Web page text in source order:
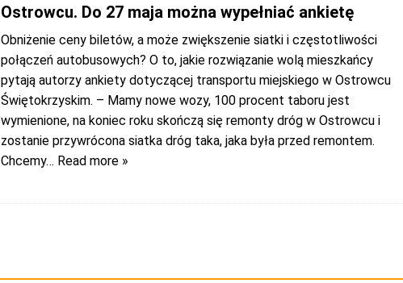
Ostrowcu. Do 27 maja można wypełniać ankietę
Obniżenie ceny biletów, a może zwiększenie siatki i częstotliwości
połączeń autobusowych? O to, jakie rozwiązanie wolą mieszkańcy
pytają autorzy ankiety dotyczącej transportu miejskiego w Ostrowcu
Świętokrzyskim. – Mamy nowe wozy, 100 procent taboru jest
wymienione, na koniec roku skończą się remonty dróg w Ostrowcu i
zostanie przywrócona siatka dróg taka, jaka była przed remontem.
Chcemy… Read more »